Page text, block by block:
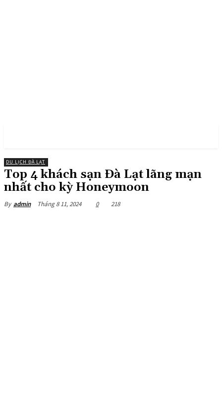
DU LỊCH ĐÀ LẠT
Top 4 khách sạn Đà Lạt lãng mạn
nhất cho kỳ Honeymoon
By admin Tháng 8 11, 2024 0 218